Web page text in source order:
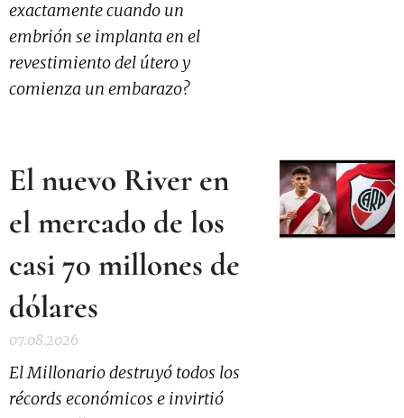
exactamente cuando un
embrión se implanta en el
revestimiento del útero y
comienza un embarazo?
El nuevo River en
el mercado de los
casi 70 millones de
dólares
07.08.2026
El Millonario destruyó todos los
récords económicos e invirtió